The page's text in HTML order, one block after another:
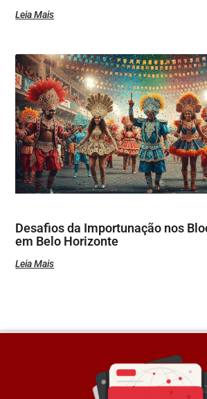
Leia Mais
Desafios da Importunação nos
em Belo Horizonte
Leia Mais